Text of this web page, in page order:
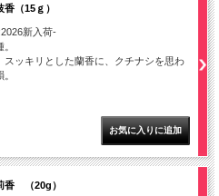
（15ｇ）
新入荷-
スッキリとした蘭香に、クチナシを思わ
香 （20g）